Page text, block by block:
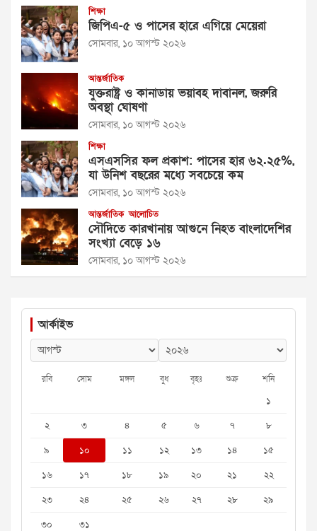
শিক্ষা
জিপিএ-৫ ও পাসের হারে এগিয়ে মেয়েরা
সোমবার, ১০ আগস্ট ২০২৬
আন্তর্জাতিক
যুক্তরাষ্ট্র ও কানাডায় ভয়াবহ দাবানল, জরুরি
অবস্থা ঘোষণা
সোমবার, ১০ আগস্ট ২০২৬
শিক্ষা
এসএসসির ফল প্রকাশ: পাসের হার ৬২.২৫%,
যা উনিশ বছরের মধ্যে সবচেয়ে কম
সোমবার, ১০ আগস্ট ২০২৬
আন্তর্জাতিক আলোচিত
সৌদিতে কারখানায় আগুনে নিহত বাংলাদেশির
সংখ্যা বেড়ে ১৬
সোমবার, ১০ আগস্ট ২০২৬
আর্কাইভ
রবি সোম মঙ্গল বুধ বৃহঃ শুক্র শনি
১
২
৩ ৪ ৫ ৬ ৭
৮
৯
১০ ১১ ১২ ১৩ ১৪
১৫
১৬
১৭ ১৮ ১৯ ২০ ২১
২২
২৩
২৪ ২৫ ২৬ ২৭ ২৮
২৯
৩০
৩১